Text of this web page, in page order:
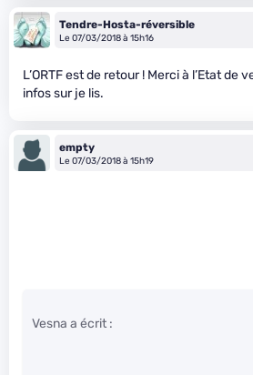
Tendre-Hosta-réversible
Le 07/03/2018 à 15h16
L’ORTF est de retour ! Merci à l’Etat de
infos sur je lis.
empty
Le 07/03/2018 à 15h19
Vesna a écrit :